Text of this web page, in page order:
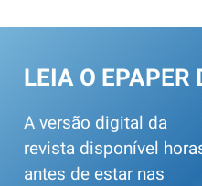
LEIA O EPAPER
A versão digital da
revista disponível
antes de estar nas